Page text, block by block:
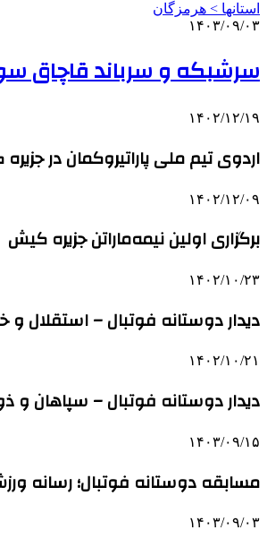
استانها > هرمزگان
۱۴۰۳/۰۹/۰۳
سرشبکه و سرباند قاچاق
۱۴۰۲/۱۲/۱۹
اردوی تیم ملی پاراتیروکمان در
۱۴۰۲/۱۲/۰۹
برگزاری اولین نیمه‌ماراتن جزیره کیش
۱۴۰۲/۱۰/۲۳
دیدار دوستانه فوتبال – استقلال و
۱۴۰۲/۱۰/۲۱
دیدار دوستانه فوتبال – سپاهان و
۱۴۰۳/۰۹/۱۵
مسابقه دوستانه فوتبال؛ رسانه
۱۴۰۳/۰۹/۰۳